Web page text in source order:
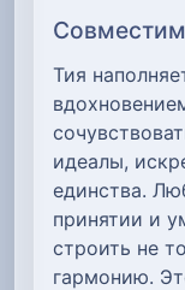
Тия
идеалы,
единства.
принятии и
строить не
гармонию.